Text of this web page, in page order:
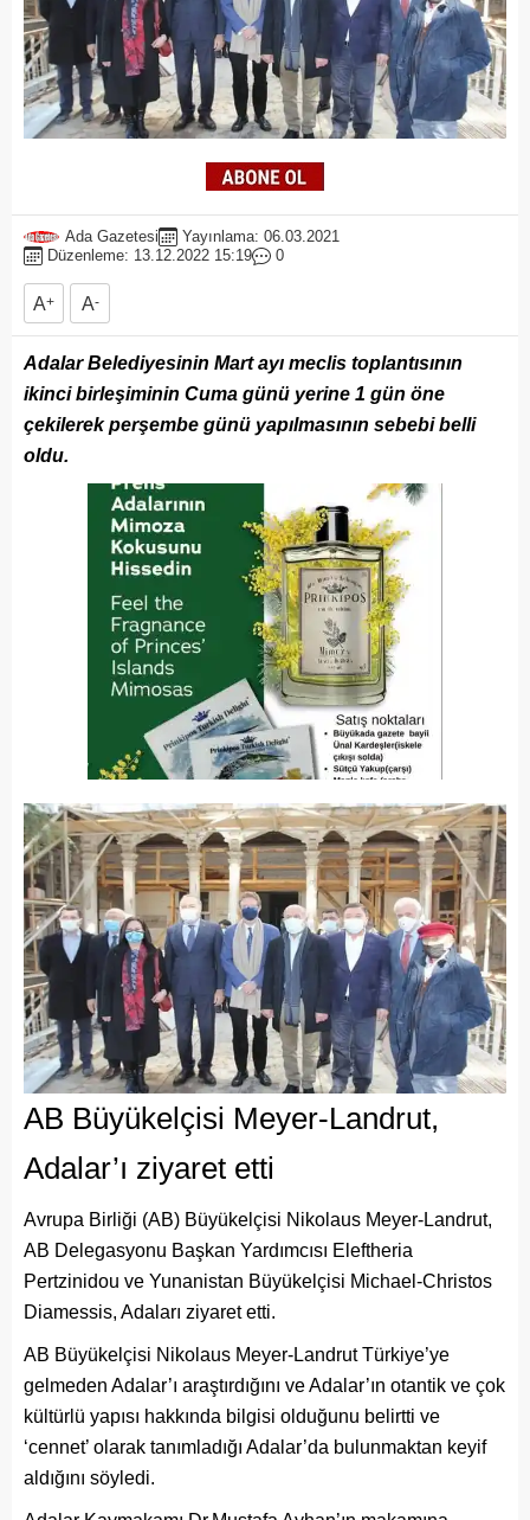
Ada Gazetesi
Yayınlama: 06.03.2021
Düzenleme: 13.12.2022 15:19
0
A+ A-
Adalar Belediyesinin Mart ayı meclis toplantısının
ikinci birleşiminin Cuma günü yerine 1 gün öne
çekilerek perşembe günü yapılmasının sebebi belli
oldu.
AB Büyükelçisi Meyer-Landrut,
Adalar’ı ziyaret etti
Avrupa Birliği (AB) Büyükelçisi Nikolaus Meyer-Landrut,
AB Delegasyonu Başkan Yardımcısı Eleftheria
Pertzinidou ve Yunanistan Büyükelçisi Michael-Christos
Diamessis, Adaları ziyaret etti.
AB Büyükelçisi Nikolaus Meyer-Landrut Türkiye’ye
gelmeden Adalar’ı araştırdığını ve Adalar’ın otantik ve çok
kültürlü yapısı hakkında bilgisi olduğunu belirtti ve
‘cennet’ olarak tanımladığı Adalar’da bulunmaktan keyif
aldığını söyledi.